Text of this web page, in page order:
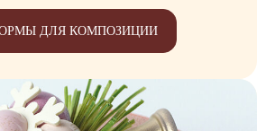
ДЛЯ КОМПОЗИЦИИ